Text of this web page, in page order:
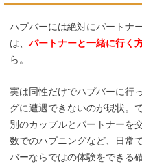
ハプバーには絶対にパートナ
は、 パートナーと一緒に行く
ら。
実は同性だけでハプバーに行
グに遭遇できないのが現状。
別のカップルとパートナーを
数でのハプニングなど、日常
バーならではの体験をできる